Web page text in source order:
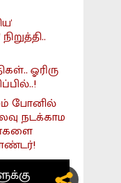
ஓரிரு
போனில்
நடக்காம